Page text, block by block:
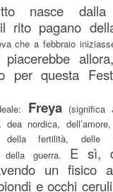
nasce
rito pagano
che a febbraio
piacerebbe
per questa
Freya (significa
dea nordica,
della fertilità, delle
della guerra. E sì,
un fisico
e occhi